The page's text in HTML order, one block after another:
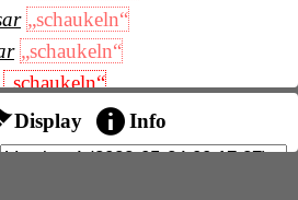
„schaukeln“
„schaukeln“
„schaukeln“
„Rechnungsabschluß“
„Rechnungsabschluß“
Display Info